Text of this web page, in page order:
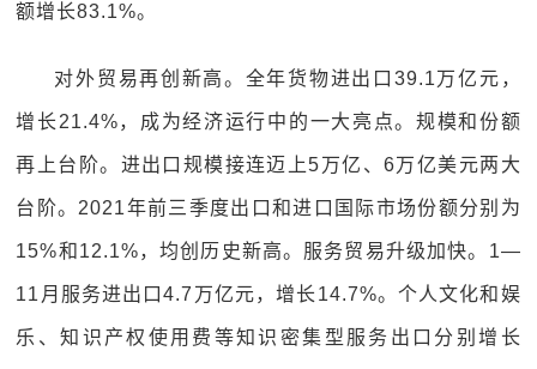
额增长83.1%。
对外贸易再创新高。全年货物进出口39.1万亿元，
增长21.4%，成为经济运行中的一大亮点。规模和份额
再上台阶。进出口规模接连迈上5万亿、6万亿美元两大
台阶。2021年前三季度出口和进口国际市场份额分别为
15%和12.1%，均创历史新高。服务贸易升级加快。1—
11月服务进出口4.7万亿元，增长14.7%。个人文化和娱
乐、知识产权使用费等知识密集型服务出口分别增长